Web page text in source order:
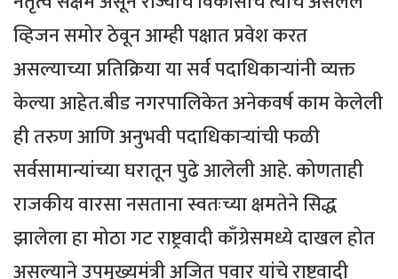
व्हिजन समोर ठेवून आम्ही पक्षात प्रवेश करत
असल्याच्या प्रतिक्रिया या सर्व पदाधिकार्‍यांनी व्यक्त
केल्या आहेत.बीड नगरपालिकेत अनेकवर्ष काम केलेली
ही तरुण आणि अनुभवी पदाधिकार्‍यांची फळी
सर्वसामान्यांच्या घरातून पुढे आलेली आहे. कोणताही
राजकीय वारसा नसताना स्वतःच्या क्षमतेने सिद्ध
झालेला हा मोठा गट राष्ट्रवादी काँग्रेसमध्ये दाखल होत
असल्याने उपमुख्यमंत्री अजित पवार यांचे राष्ट्रवादी